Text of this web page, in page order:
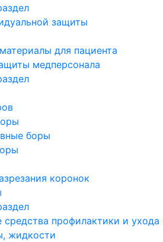
защиты
для пациента
медперсонала
боры
коронок
профилактики и ухода
жидкости